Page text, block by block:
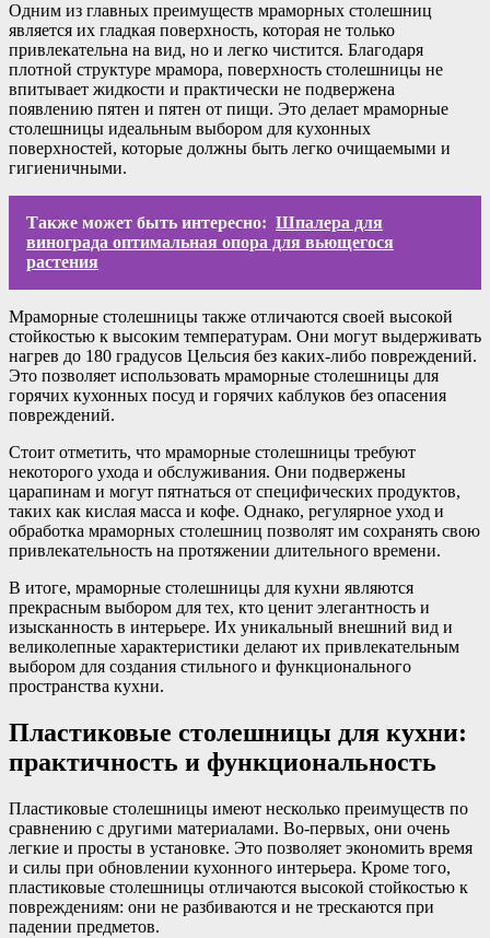
Одним из главных преимуществ мраморных столешниц
является их гладкая поверхность, которая не только
привлекательна на вид, но и легко чистится. Благодаря
плотной структуре мрамора, поверхность столешницы не
впитывает жидкости и практически не подвержена
появлению пятен и пятен от пищи. Это делает мраморные
столешницы идеальным выбором для кухонных
поверхностей, которые должны быть легко очищаемыми и
гигиеничными.
Также может быть интересно: Шпалера для
винограда оптимальная опора для вьющегося
растения
Мраморные столешницы также отличаются своей высокой
стойкостью к высоким температурам. Они могут выдерживать
нагрев до 180 градусов Цельсия без каких-либо повреждений.
Это позволяет использовать мраморные столешницы для
горячих кухонных посуд и горячих каблуков без опасения
повреждений.
Стоит отметить, что мраморные столешницы требуют
некоторого ухода и обслуживания. Они подвержены
царапинам и могут пятнаться от специфических продуктов,
таких как кислая масса и кофе. Однако, регулярное уход и
обработка мраморных столешниц позволят им сохранять свою
привлекательность на протяжении длительного времени.
В итоге, мраморные столешницы для кухни являются
прекрасным выбором для тех, кто ценит элегантность и
изысканность в интерьере. Их уникальный внешний вид и
великолепные характеристики делают их привлекательным
выбором для создания стильного и функционального
пространства кухни.
Пластиковые столешницы для кухни:
практичность и функциональность
Пластиковые столешницы имеют несколько преимуществ по
сравнению с другими материалами. Во-первых, они очень
легкие и просты в установке. Это позволяет экономить время
и силы при обновлении кухонного интерьера. Кроме того,
пластиковые столешницы отличаются высокой стойкостью к
повреждениям: они не разбиваются и не трескаются при
падении предметов.